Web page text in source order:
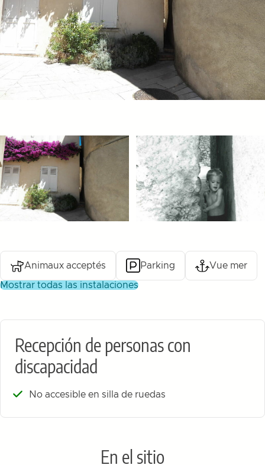
Animaux acceptés Parking Vue mer
mostrar todas las instalaciones
Recepción de personas con
discapacidad
No accesible en silla de ruedas
En el sitio